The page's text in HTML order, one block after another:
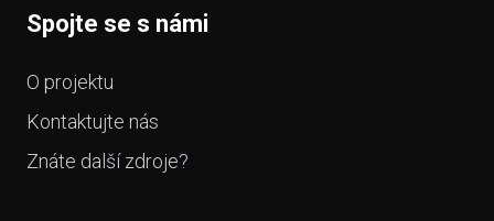
Spojte se s námi
O projektu
Kontaktujte nás
Znáte další zdroje?